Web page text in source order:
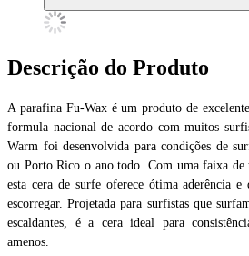
Descrição do Produto
A parafina Fu-Wax é um produto de
formula nacional de acordo com muitos
Warm foi desenvolvida para condições de
ou Porto Rico o ano todo. Com uma faixa de
esta cera de surfe oferece ótima aderência
escorregar. Projetada para surfistas que
escaldantes, é a cera ideal para
amenos.